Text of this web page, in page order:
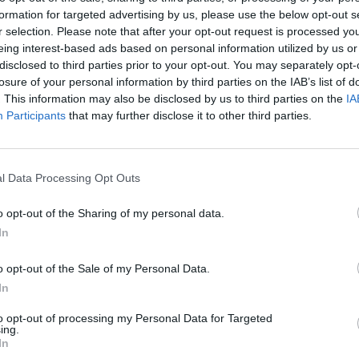
for targeted advertising by us, please use the below opt-out
selection. Please note that after your opt-out request is processed
interest-based ads based on personal information utilized by us
to third parties prior to your opt-out. You may separately
of your personal information by third parties on the IAB’s list of
This information may also be disclosed by us to third parties on the
Participants that may further disclose it to other third parties.
Data Processing Opt Outs
opt-out of the Sharing of my personal data.
opt-out of the Sale of my Personal Data.
opt-out of processing my Personal Data for Targeted
2026 roku (lub 30 czerwca, jeśli termin zostanie przesunięty)
zabudowy będą mogły być wydawane tylko w gminach, które
Dotychczasowe studia uwarunkowań stracą ważność, a w
dokumentu urzędy nie będą mogły wydać ani jednej
działek oznacza to ryzyko całkowitego zablokowania
ad